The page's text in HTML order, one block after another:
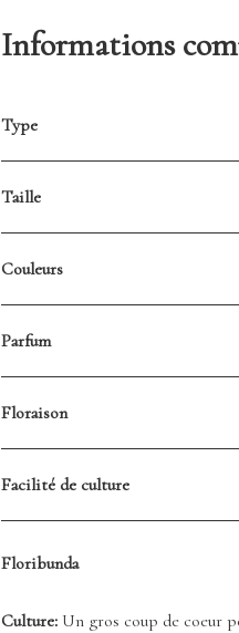
Informations
Type
Taille
Couleurs
Parfum
Floraison
Facilité de culture
Floribunda
Culture: Un gros coup de coeur